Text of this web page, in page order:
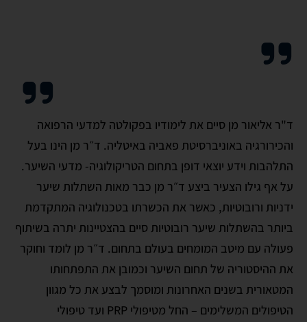
ד"ר אליאור מן סיים את לימודיו בפקולטה למדעי הרפואה
והכירורגיה באוניברסיטת פאביה באיטליה. ד״ר מן הינו בעל
התלהבות וידע יוצאי דופן בתחום הטריקולוגיה- מדעי השיער.
על אף גילו הצעיר ביצע ד״ר מן כבר מאות השתלות שיער
ידניות ורובוטיות, כאשר את הכשרתו בטכנולוגיה המתקדמת
ביותר בהשתלות שיער רובוטיות סיים בהצטיינות יתרה בשיתוף
פעולה עם מיטב המומחים בעולם בתחום. ד״ר מן לומד וחוקר
את ההיסטוריה של תחום השיער וכמובן את התפתחותו
המטאורית בשנים האחרונות ומוסמך לבצע את כל מגוון
הטיפולים המשלימים – החל מטיפולי PRP ועד טיפולי